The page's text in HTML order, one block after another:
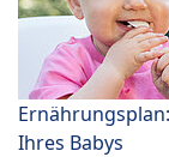
Ihres Babys